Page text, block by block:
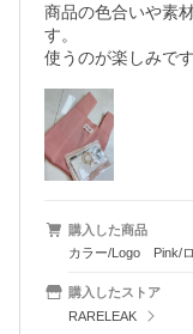
商品の色合いや素
す。
使うのが楽しみです
購入した商品
カラー/Logo Pink/
購入したストア
RARELEAK